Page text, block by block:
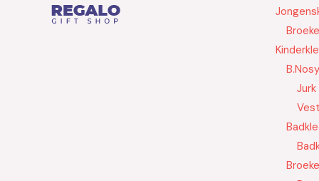
B.Nosy
Jurk
Vest